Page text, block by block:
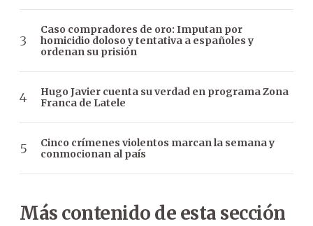
Caso compradores de oro: Imputan por
homicidio doloso y tentativa a españoles y
ordenan su prisión
Hugo Javier cuenta su verdad en programa Zona
Franca de Latele
Cinco crímenes violentos marcan la semana y
conmocionan al país
Más contenido de esta sección